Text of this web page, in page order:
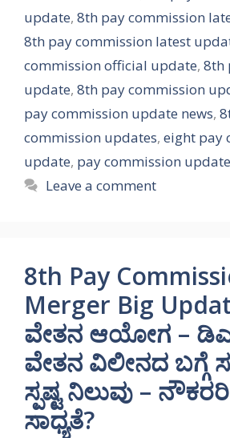
update, 8th pay commission
8th pay commission latest
commission official update, 8th
update, 8th pay commission
pay commission update news,
commission updates, eight pay
update, pay commission update
Leave a comment
8th Pay
Merger Big
ವೇತನ ಆಯೋಗ –
ವೇತನ ವಿಲೀನದ ಬಗ್ಗೆ
ಸ್ಪಷ್ಟ ನಿಲುವು –
ಸಾಧ್ಯತೆ?